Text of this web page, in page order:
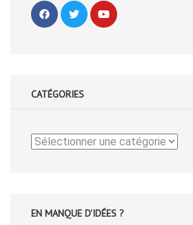
CATÉGORIES
Catégories
EN MANQUE D'IDÉES ?